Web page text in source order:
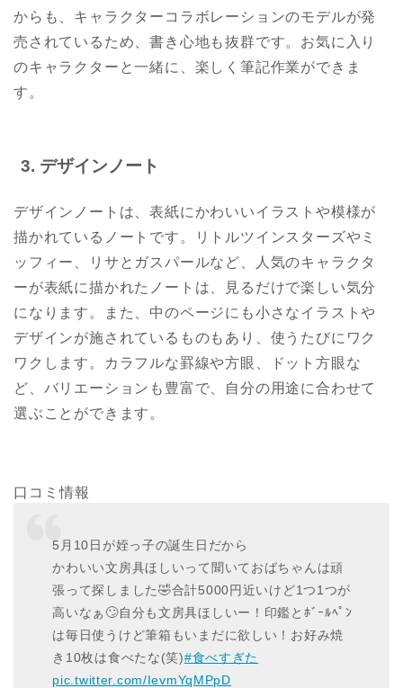
からも、キャラクターコラボレーションのモデルが発
売されているため、書き心地も抜群です。お気に入り
のキャラクターと一緒に、楽しく筆記作業ができま
す。
3. デザインノート
デザインノートは、表紙にかわいいイラストや模様が
描かれているノートです。リトルツインスターズやミ
ッフィー、リサとガスパールなど、人気のキャラクタ
ーが表紙に描かれたノートは、見るだけで楽しい気分
になります。また、中のページにも小さなイラストや
デザインが施されているものもあり、使うたびにワク
ワクします。カラフルな罫線や方眼、ドット方眼な
ど、バリエーションも豊富で、自分の用途に合わせて
選ぶことができます。
口コミ情報
5月10日が姪っ子の誕生日だから
かわいい文房具ほしいって聞いておばちゃんは頑
張って探しました🤣合計5000円近いけど1つ1つが
高いなぁ🙄自分も文房具ほしいー！印鑑とﾎﾞｰﾙﾍﾟﾝ
は毎日使うけど筆箱もいまだに欲しい！お好み焼
き10枚は食べたな(笑)#食べすぎた
pic.twitter.com/IevmYqMPpD